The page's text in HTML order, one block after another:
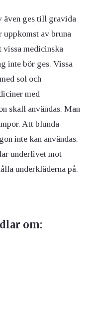
även ges till gravida
uppkomst av bruna
medicinska
inte bör ges. Vissa
sol och
med
skall användas. Man
Att blunda
inte kan användas.
underlivet mot
underkläderna på.
om: